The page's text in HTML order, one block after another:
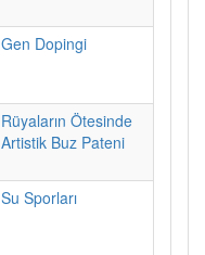
Gen Dopingi
Rüyaların Ötesinde
Artistik Buz Pateni
Su Sporları